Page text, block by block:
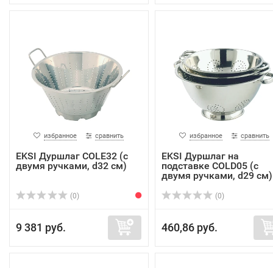
избранное сравнить
EKSI Дуршлаг COLE32 (с
двумя ручками, d32 см)
(0)
9 381 руб.
избранное сравнить
EKSI Дуршлаг на
подставке COLD05 (с
двумя ручками, d29 см)
(0)
460,86 руб.